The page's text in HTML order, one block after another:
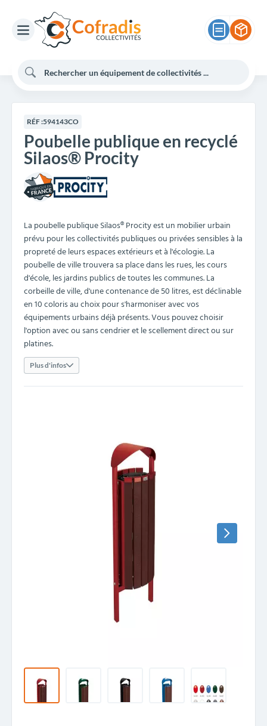
RÉF :594143CO
Poubelle publique en recyclé
Silaos® Procity
La poubelle publique Silaos® Procity est un mobilier urbain
prévu pour les collectivités publiques ou privées sensibles à la
propreté de leurs espaces extérieurs et à l'écologie. La
poubelle de ville trouvera sa place dans les rues, les cours
d'école, les jardins publics de toutes les communes. La
corbeille de ville, d'une contenance de 50 litres, est déclinable
en 10 coloris au choix pour s'harmoniser avec vos
équipements urbains déjà présents. Vous pouvez choisir
l'option avec ou sans cendrier et le scellement direct ou sur
platines.
Plus d'infos